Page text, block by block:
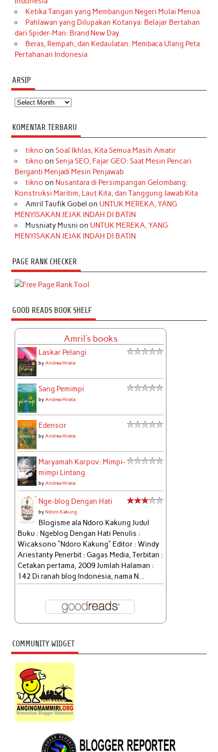
Ketika Tangan yang Membangun Negeri Mulai Menua
Pahlawan yang Dilupakan Kotanya: Belajar Bertahan
dari Spider-Man: Brand New Day
Beras, Rempah, dan Kedaulatan: Membaca Ulang Peta
Pertahanan Indonesia
ARSIP
Arsip
KOMENTAR TERBARU
tikno on Soal Ikhlas, Kita Semua Masih Amatir
tikno on Senja SEO, Fajar GEO: Saat Mesin Pencari
Berganti Menjadi Mesin Penjawab
tikno on Nusantara di Persimpangan Gelombang:
Konstruksi Maritim, Laut Kita, dan Tanggung Jawab Kita
Amril Taufik Gobel on UNTUK MEREKA, YANG
MENYISAKAN JEJAK INDAH DI BATIN
Musniaty Musni on UNTUK MEREKA, YANG
MENYISAKAN JEJAK INDAH DI BATIN
PAGE RANK CHECKER
GOOD READS BOOK SHELF
Amril's books
Laskar Pelangi
byAndrea Hirata
Sang Pemimpi
byAndrea Hirata
Edensor
byAndrea Hirata
Maryamah Karpov: Mimpi-
mimpi Lintang
byAndrea Hirata
Nge-blog Dengan Hati
byNdoro Kakung
Blogisme ala Ndoro Kakung Judul
Buku : Ngeblog Dengan Hati Penulis :
Wicaksono “Ndoro Kakung” Editor : Windy
Ariestanty Penerbit : Gagas Media, Terbitan :
Cetakan pertama, 2009 Jumlah Halaman :
142 Di ranah blog Indonesia, nama N...
COMMUNITY WIDGET